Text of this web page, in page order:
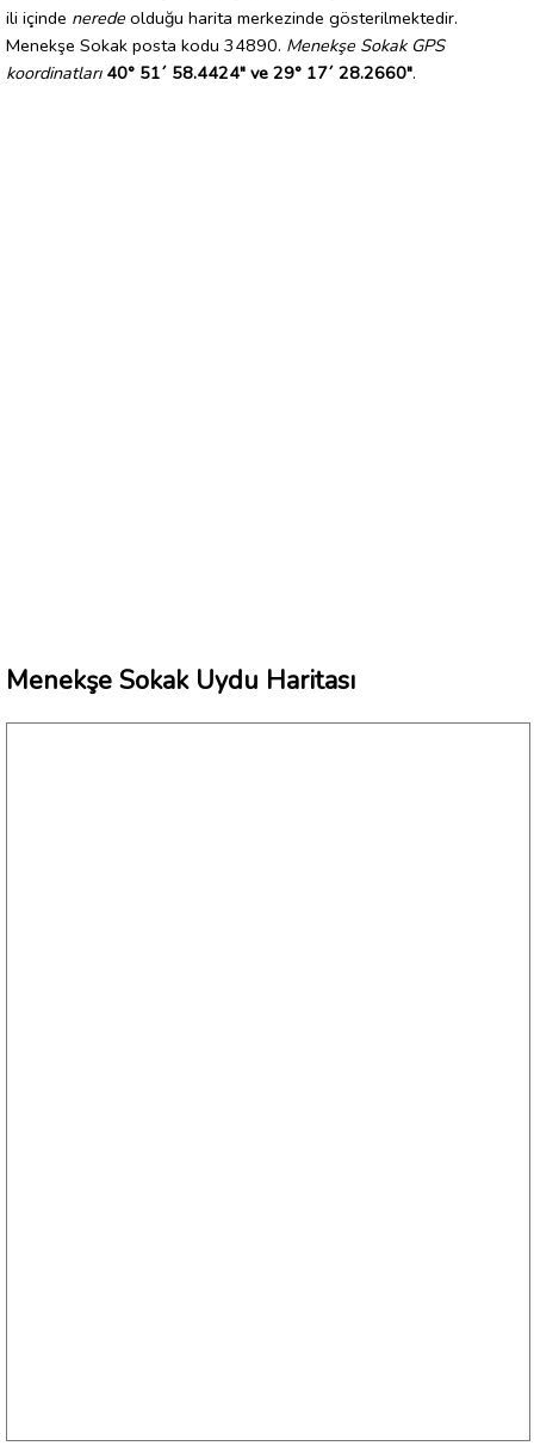
ili içinde nerede olduğu harita merkezinde gösterilmektedir.
Menekşe Sokak posta kodu 34890. Menekşe Sokak GPS
koordinatları 40° 51´ 58.4424" ve 29° 17´ 28.2660".
Menekşe Sokak Uydu Haritası